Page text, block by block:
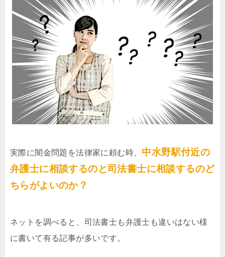
実際に闇金問題を法律家に頼む時、 中水野駅付近の
弁護士に相談するのと司法書士に相談するのど
ちらがよいのか？
ネットを調べると、司法書士も弁護士も違いはない様
に書いて有る記事が多いです。